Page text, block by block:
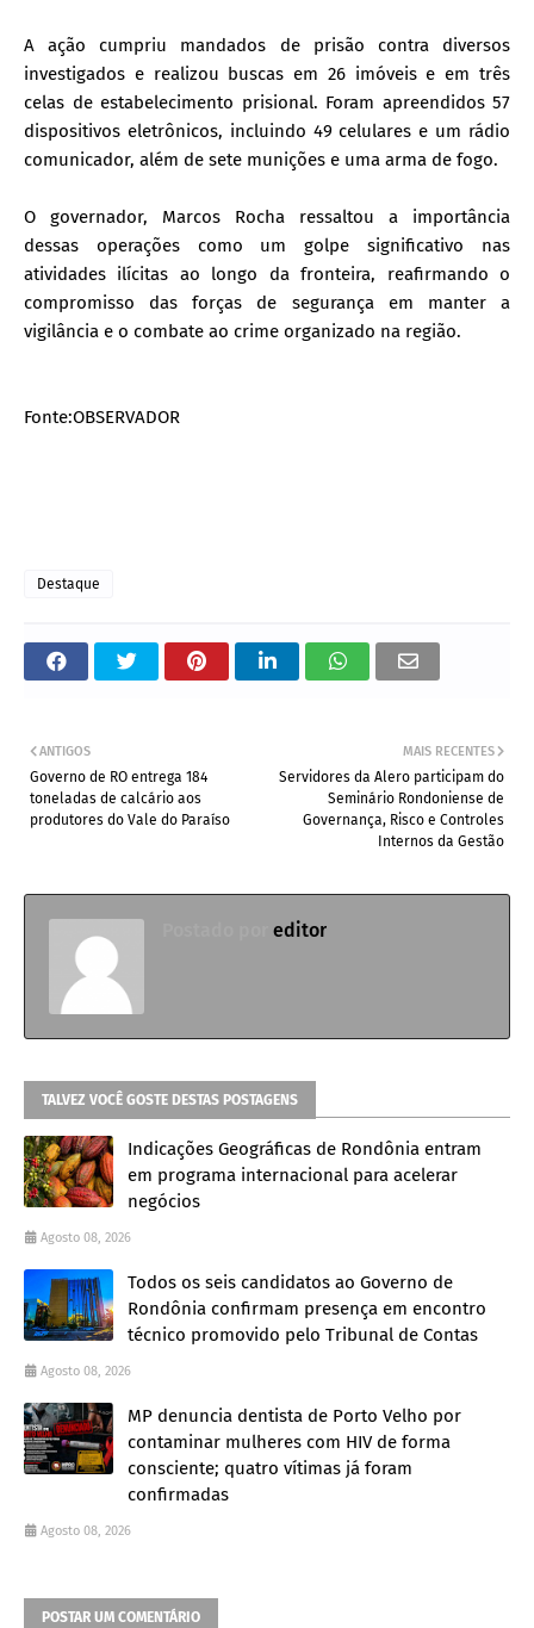
A ação cumpriu mandados de prisão contra diversos
investigados e realizou buscas em 26 imóveis e em três
celas de estabelecimento prisional. Foram apreendidos 57
dispositivos eletrônicos, incluindo 49 celulares e um rádio
comunicador, além de sete munições e uma arma de fogo.
O governador, Marcos Rocha ressaltou a importância
dessas operações como um golpe significativo nas
atividades ilícitas ao longo da fronteira, reafirmando o
compromisso das forças de segurança em manter a
vigilância e o combate ao crime organizado na região.
Fonte:OBSERVADOR
Destaque
MAIS RECENTES
Servidores da Alero participam do
Seminário Rondoniense de
Governança, Risco e Controles
Internos da Gestão
ANTIGOS
Governo de RO entrega 184
toneladas de calcário aos
produtores do Vale do Paraíso
editor
TALVEZ VOCÊ GOSTE DESTAS POSTAGENS
Indicações Geográficas de Rondônia entram
em programa internacional para acelerar
negócios
Agosto 08, 2026
Todos os seis candidatos ao Governo de
Rondônia confirmam presença em encontro
técnico promovido pelo Tribunal de Contas
Agosto 08, 2026
MP denuncia dentista de Porto Velho por
contaminar mulheres com HIV de forma
consciente; quatro vítimas já foram
confirmadas
Agosto 08, 2026
POSTAR UM COMENTÁRIO